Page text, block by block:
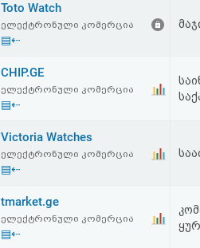
Toto Watch
ელექტრონული კომერცია
▤⇠
CHIP.GE
ელექტრონული კომერცია
▤⇠
Victoria Watches
ელექტრონული კომერცია
▤⇠
tmarket.ge
ელექტრონული კომერცია
▤⇠